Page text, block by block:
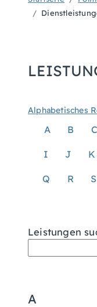
Alphabetisches
A B C
I J K
Q R S
Leistungen
A